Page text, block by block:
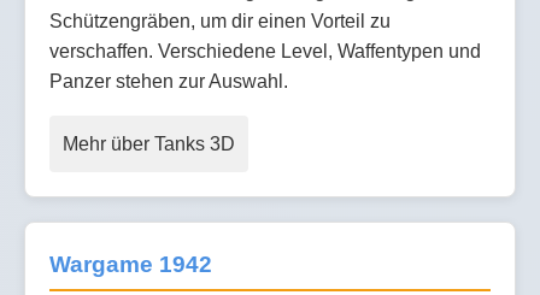
Schützengräben, um dir einen Vorteil zu
verschaffen. Verschiedene Level, Waffentypen und
Panzer stehen zur Auswahl.
Mehr über Tanks 3D
Wargame 1942